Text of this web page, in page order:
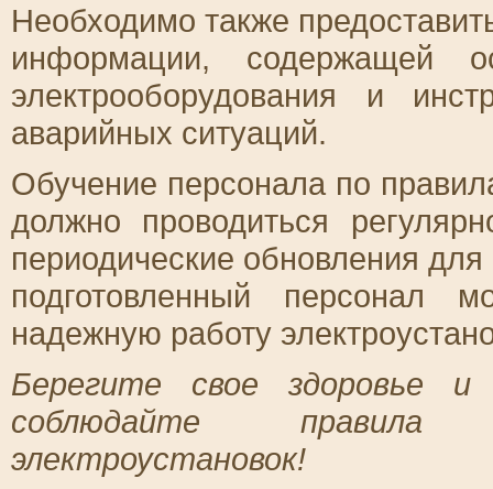
Необходимо также
информации, содержащей
электрооборудования и
аварийных ситуаций.
Обучение персонала по
должно проводиться
периодические обновления для
подготовленный персонал
надежную работу
Берегите свое здоровье
соблюдайте правила
электроустановок!